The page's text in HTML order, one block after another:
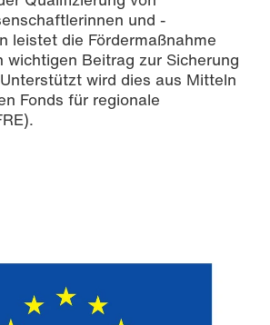
und -
leistet die Fördermaßnahme
wichtigen Beitrag zur Sicherung
wird dies aus Mitteln
Fonds für regionale